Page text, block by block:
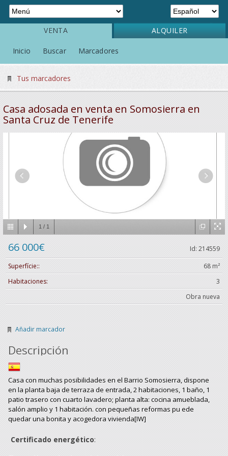
VENTA ALQUILER
Inicio Buscar Marcadores
Tus marcadores
Casa adosada en venta en Somosierra en
Santa Cruz de Tenerife
1 / 1
Id: 214559
66 000€
Superfície::
68 m²
Habitaciones:
3
Obra nueva
Añadir marcador
Descripción
Casa con muchas posibilidades en el Barrio Somosierra, dispone
en la planta baja de terraza de entrada, 2 habitaciones, 1 baño, 1
patio trasero con cuarto lavadero; planta alta: cocina amueblada,
salón amplio y 1 habitación. con pequeñas reformas pu ede
quedar una bonita y acogedora vivienda[IW]
Certificado energético: